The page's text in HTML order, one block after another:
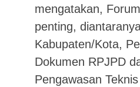
mengatakan,
penting,
Kabupaten/Kota,
Dokumen RPJPD
Pengawasan